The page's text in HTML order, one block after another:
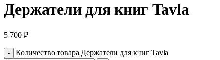
Держатели для книг Tavla
5 700 ₽
Количество товара Держатели для книг Tavla